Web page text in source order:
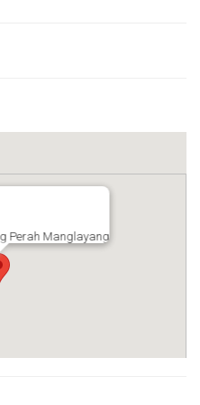
Perah Manglayang